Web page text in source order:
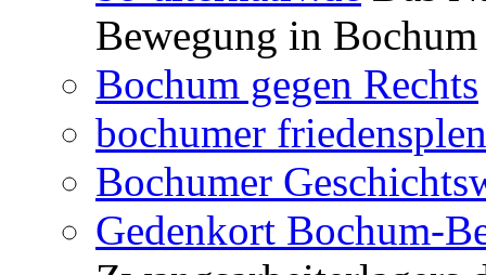
bo-alternativ.deDas
Bewegung in Bochum
Bochum gegen Rechts
bochumer
Bochumer